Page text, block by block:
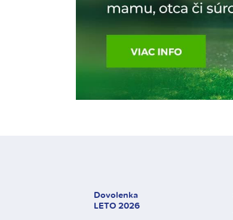
Dovolenka
LETO 2026